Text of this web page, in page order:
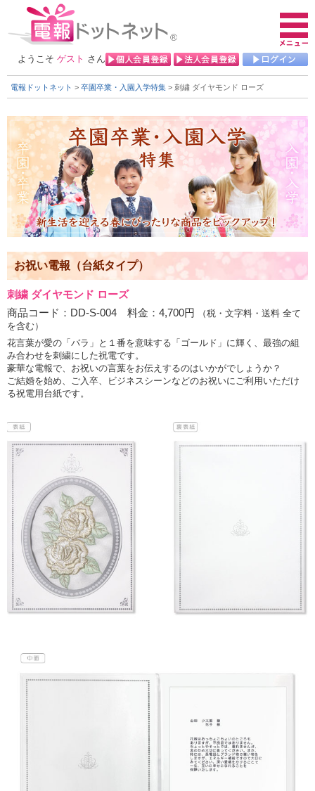
ようこそ ゲスト さん
電報ドットネット > 卒園卒業・入園入学特集 > 刺繍 ダイヤモンド ローズ
お祝い電報（台紙タイプ）
刺繍 ダイヤモンド ローズ
商品コード：DD-S-004 料金：4,700円
（税・文字料・送料 全て
を含む）
花言葉が愛の「バラ」と１番を意味する「ゴールド」に輝く、最強の組
み合わせを刺繍にした祝電です。
豪華な電報で、お祝いの言葉をお伝えするのはいかがでしょうか？
ご結婚を始め、ご入卒、ビジネスシーンなどのお祝いにご利用いただけ
る祝電用台紙です。